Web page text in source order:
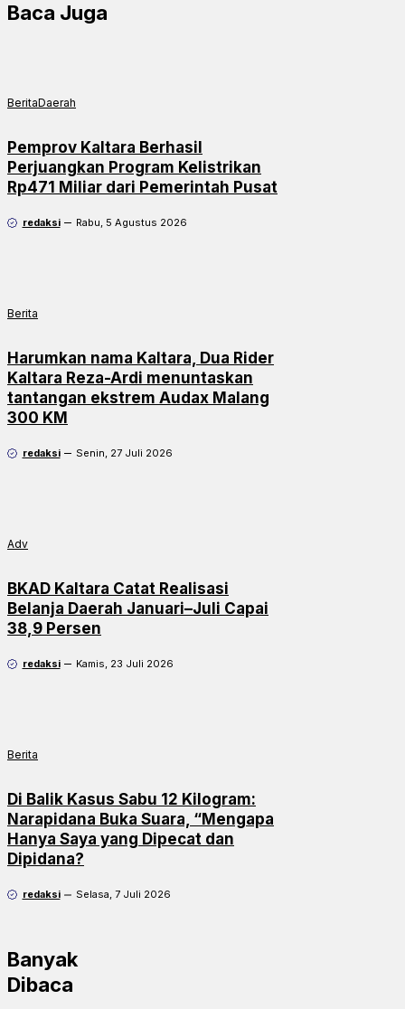
Baca Juga
BeritaDaerah
Pemprov Kaltara Berhasil
Perjuangkan Program Kelistrikan
Rp471 Miliar dari Pemerintah Pusat
redaksi Rabu, 5 Agustus 2026
Berita
Harumkan nama Kaltara, Dua Rider
Kaltara Reza-Ardi menuntaskan
tantangan ekstrem Audax Malang
300 KM
redaksi Senin, 27 Juli 2026
Adv
BKAD Kaltara Catat Realisasi
Belanja Daerah Januari–Juli Capai
38,9 Persen
redaksi Kamis, 23 Juli 2026
Berita
Di Balik Kasus Sabu 12 Kilogram:
Narapidana Buka Suara, “Mengapa
Hanya Saya yang Dipecat dan
Dipidana?
redaksi Selasa, 7 Juli 2026
Banyak
Dibaca